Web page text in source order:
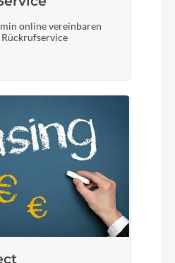
online vereinbaren